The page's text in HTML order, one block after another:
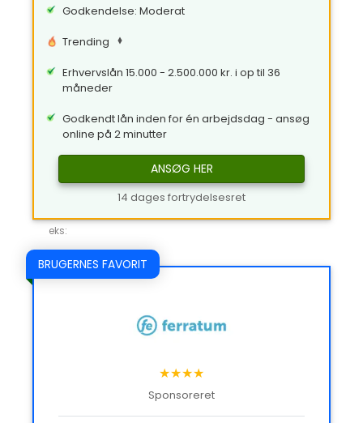
Godkendelse: Moderat
Trending
Erhvervslån 15.000 - 2.500.000 kr. i op til 36
måneder
Godkendt lån inden for én arbejdsdag - ansøg
online på 2 minutter
ANSØG HER
14 dages fortrydelsesret
eks:
BRUGERNES FAVORIT
★★★★
Sponsoreret